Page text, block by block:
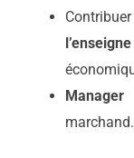
l’enseigne
Manager
marchand.